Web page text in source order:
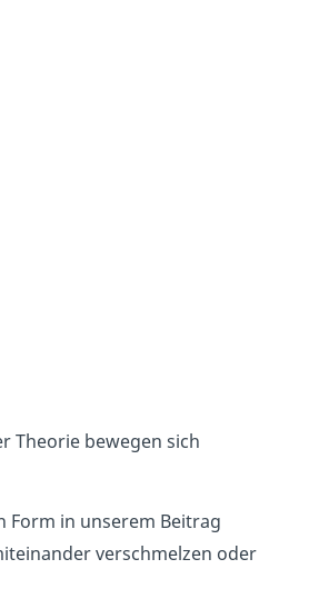
Theorie bewegen sich
Form in unserem Beitrag
verschmelzen oder